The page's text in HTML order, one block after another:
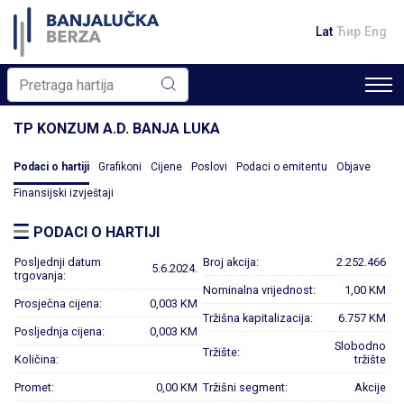
Lat Ћир Eng
TP KONZUM A.D. BANJA LUKA
Podaci o hartiji Grafikoni Cijene Poslovi Podaci o emitentu Objave
Finansijski izvještaji
PODACI O HARTIJI
Posljednji datum
trgovanja:
5.6.2024.
Prosječna cijena: 0,003 KM
Posljednja cijena: 0,003 KM
Količina:
Promet: 0,00 KM
Broj akcija: 2.252.466
Nominalna vrijednost: 1,00 KM
Tržišna kapitalizacija: 6.757 KM
Tržište:
Slobodno
tržište
Tržišni segment: Akcije